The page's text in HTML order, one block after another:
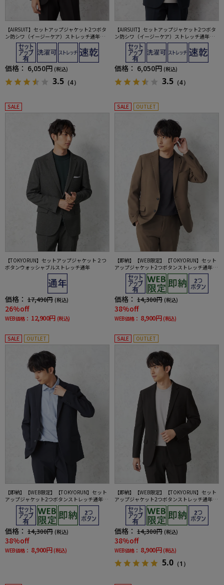
【AIRSUIT】セットアップジャケット2つボタ
ン防シワ（イージーケア）ストレッチ通年吸
汗速乾UVカット
価格： 6,050円 (税込)
3.5 （4）
【AIRSUIT】セットアップジャケット2つボタ
ン防シワ（イージーケア）ストレッチ通年吸
汗速乾UVカット
価格： 6,050円 (税込)
3.5 （4）
SALE
【TOKYORUN】セットアップジャケット２つ
ボタンウォッシャブルストレッチ通年
価格： 17,490円 (税込)
26%off
WEB価格： 12,900円 (税込)
SALE OUTLET
【即納】【WEB限定】【TOKYORUN】セット
アップジャケット2つボタンストレッチ通年ウ
ォッシャブル
価格： 14,300円 (税込)
38%off
WEB価格： 8,900円 (税込)
SALE OUTLET
【即納】【WEB限定】【TOKYORUN】セット
アップジャケット2つボタンストレッチ通年ウ
ォッシャブル
価格： 14,300円 (税込)
38%off
WEB価格： 8,900円 (税込)
SALE OUTLET
【即納】【WEB限定】【TOKYORUN】セット
アップジャケット2つボタンストレッチ通年ウ
ォッシャブル
価格： 14,300円 (税込)
38%off
WEB価格： 8,900円 (税込)
5.0 （1）